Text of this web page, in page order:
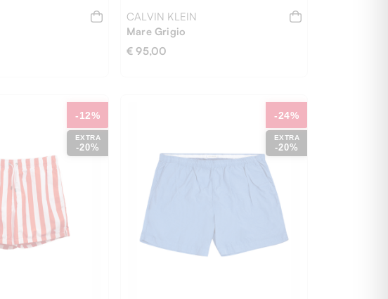
CALVIN KLEIN
Mare Grigio
€ 95,00
EXTRA
-20%
-12%
EXTRA
-20%
-24%